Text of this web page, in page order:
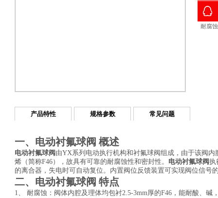
高压
耐腐
产品特性 规格参数 常见问题
一、电动衬氟球阀 概述
电动衬氟球阀 由YX系列电动执行机构和衬氟球阀组成，由于该阀
烯（简称F46），故具有可靠的耐腐蚀性和密封性。 电动衬氟球阀执
的离合器，失电时可自动复位。内置阀位反馈装置可实现阀位信号
二、电动衬氟球阀 特点
1、 耐腐蚀：阀体内腔及理体均包衬2.5-3mm厚的F46，能耐酸、碱